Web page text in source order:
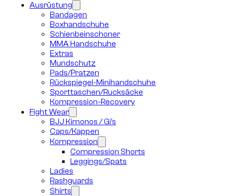
Ausrüstung
Bandagen
Boxhandschuhe
Schienbeinschoner
MMA Handschuhe
Extras
Mundschutz
Pads/Pratzen
Rückspiegel-Minihandschuhe
Sporttaschen/Rucksäcke
Kompression-Recovery
Fight Wear
BJJ Kimonos / Gi’s
Caps/Kappen
Kompression
Compression Shorts
Leggings/Spats
Ladies
Rashguards
Shirts